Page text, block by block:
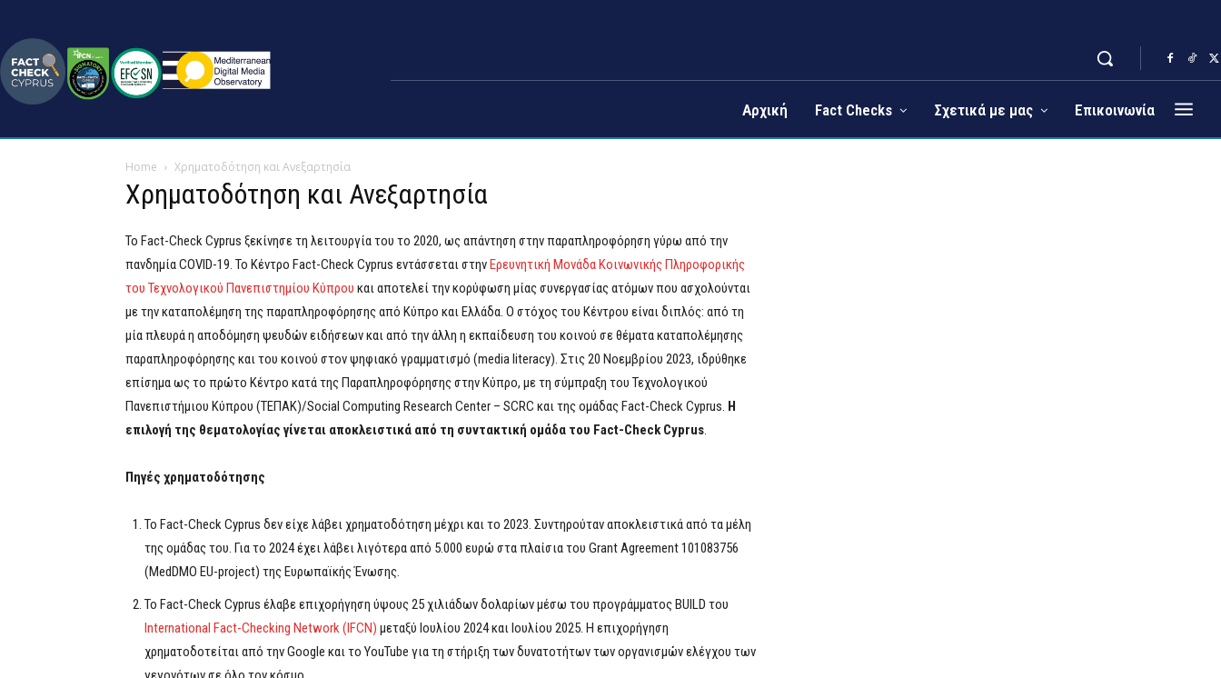
Αρχική Fact Checks Σχετικά με μας Επικοινωνία
Home Χρηματοδότηση και Ανεξαρτησία
Χρηματοδότηση και Ανεξαρτησία
To Fact-Check Cyprus ξεκίνησε τη λειτουργία του το 2020, ως απάντηση στην παραπληροφόρηση γύρω από την
πανδημία COVID-19. Το Κέντρο Fact-Check Cyprus εντάσσεται στηνΕρευνητική Μονάδα Κοινωνικής Πληροφορικής
του Τεχνολογικού Πανεπιστημίου Κύπρου και αποτελεί την κορύφωση μίας συνεργασίας ατόμων που ασχολούνται
με την καταπολέμηση της παραπληροφόρησης από Κύπρο και Ελλάδα. Ο στόχος του Κέντρου είναι διπλός: από τη
μία πλευρά η αποδόμηση ψευδών ειδήσεων και από την άλλη η εκπαίδευση του κοινού σε θέματα καταπολέμησης
παραπληροφόρησης και του κοινού στον ψηφιακό γραμματισμό (media literacy). Στις 20 Νοεμβρίου 2023, ιδρύθηκε
επίσημα ως το πρώτο Κέντρο κατά της Παραπληροφόρησης στην Κύπρο, με τη σύμπραξη του Τεχνολογικού
Πανεπιστήμιου Κύπρου (ΤΕΠΑΚ)/Social Computing Research Center – SCRC και της ομάδας Fact-Check Cyprus. Η
επιλογή της θεματολογίας γίνεται αποκλειστικά από τη συντακτική ομάδα του Fact-Check Cyprus.
Πηγές χρηματοδότησης
To Fact-Check Cyprus δεν είχε λάβει χρηματοδότηση μέχρι και το 2023. Συντηρούταν αποκλειστικά από τα μέλη
της ομάδας του. Για το 2024 έχει λάβει λιγότερα από 5.000 ευρώ στα πλαίσια του Grant Agreement 101083756
(MedDMO EU-project) της Ευρωπαϊκής Ένωσης.
Το Fact-Check Cyprus έλαβε επιχορήγηση ύψους 25 χιλιάδων δολαρίων μέσω του προγράμματος BUILD του
International Fact-Checking Network (IFCN) μεταξύ Ιουλίου 2024 και Ιουλίου 2025. Η επιχορήγηση
χρηματοδοτείται από την Google και το YouTube για τη στήριξη των δυνατοτήτων των οργανισμών ελέγχου των